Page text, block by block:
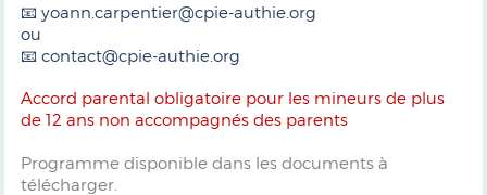
📧 yoann.carpentier@cpie-authie.org
ou
📧 contact@cpie-authie.org
Accord parental obligatoire pour les mineurs de plus
de 12 ans non accompagnés des parents
Programme disponible dans les documents à
télécharger.